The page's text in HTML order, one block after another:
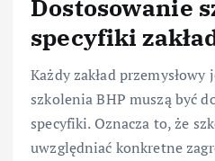
Dostosowanie
specyfiki
Każdy zakład
szkolenia BHP muszą być
specyfiki. Oznacza to, że
uwzględniać konkretne